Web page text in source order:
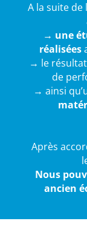
A la suite
→ une
réalisées
→ le
de
→ ainsi
Après
Nous
ancien